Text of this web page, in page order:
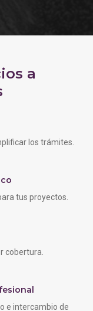
a
los trámites.
tus proyectos.
cobertura.
e intercambio de